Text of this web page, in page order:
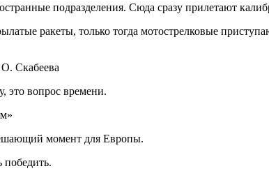
подразделения. Сюда сразу прилетают
ракеты, только тогда мотострелковые
Скабеева
это вопрос времени.
момент для Европы.
победить.